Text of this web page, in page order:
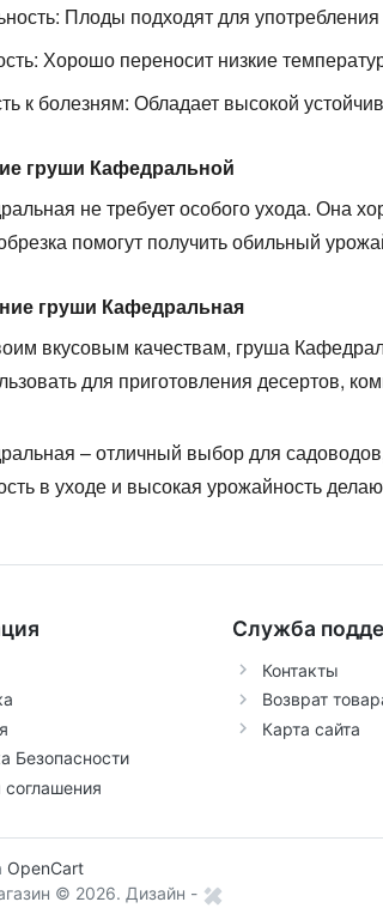
Плоды подходят для
Хорошо переносит низкие
к болезням: Обладает высокой
груши Кафедральной
не требует особого ухода. Она
помогут получить обильный
груши Кафедральная
вкусовым качествам, груша
для приготовления десертов,
– отличный выбор для
в уходе и высокая урожайность
Безопасности
соглашения
Служба
Контакты
Возврат
Карта сайта
OpenCart
© 2026. Дизайн -